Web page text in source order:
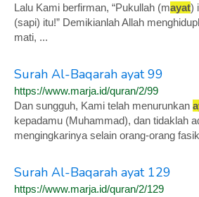
Lalu Kami berfirman, “Pukullah (mayat)
(sapi) itu!” Demikianlah Allah
mati, ...
Surah Al-Baqarah ayat 99
https://www.marja.id/quran/2/99
Dan sungguh, Kami telah menurunkan
kepadamu (Muhammad), dan tidaklah
mengingkarinya selain orang-orang
Surah Al-Baqarah ayat 129
https://www.marja.id/quran/2/129